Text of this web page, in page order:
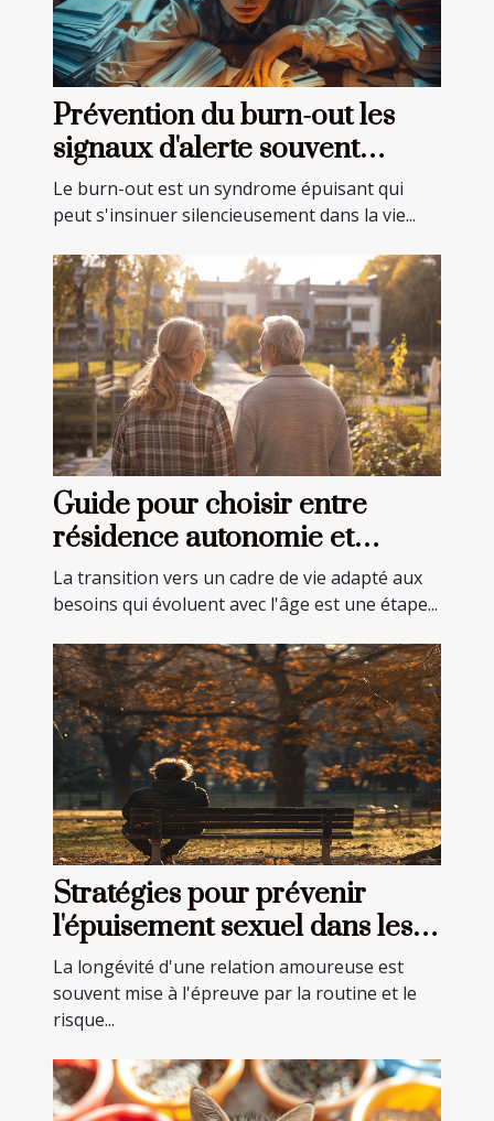
Prévention du burn-out les
signaux d'alerte souvent
ignorés
Le burn-out est un syndrome épuisant qui
peut s'insinuer silencieusement dans la vie...
Guide pour choisir entre
résidence autonomie et
EHPAD pour seniors
La transition vers un cadre de vie adapté aux
besoins qui évoluent avec l'âge est une étape...
Stratégies pour prévenir
l'épuisement sexuel dans les
relations longues
La longévité d'une relation amoureuse est
souvent mise à l'épreuve par la routine et le
risque...